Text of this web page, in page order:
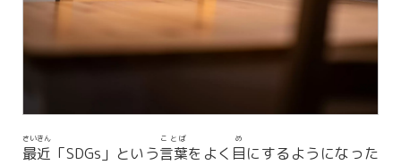
最近
さいきん
「SDGs」という言葉
ことば
をよく 目
め
にするようになった